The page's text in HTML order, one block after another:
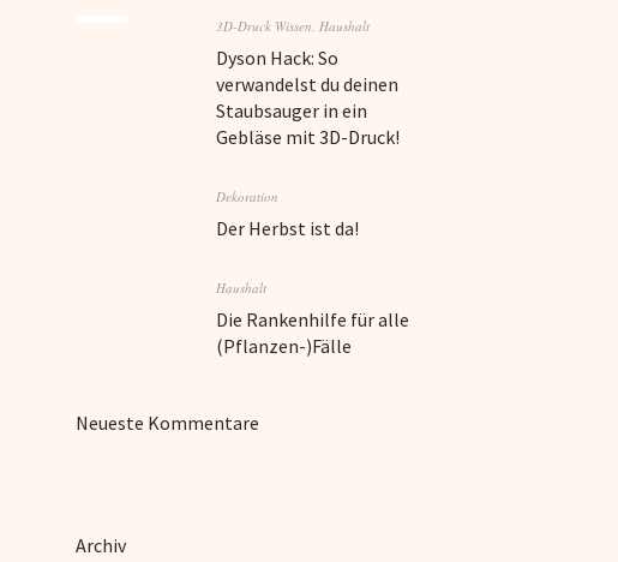
3D-Druck Wissen Haushalt
Dyson Hack: So
verwandelst du deinen
Staubsauger in ein
Gebläse mit 3D-Druck!
Dekoration
Der Herbst ist da!
Haushalt
Die Rankenhilfe für alle
(Pflanzen-)Fälle
Neueste Kommentare
Archiv